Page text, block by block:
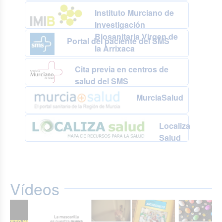
Instituto Murciano de
Investigación
Biosanitaria Virgen de
la Arrixaca
Portal del paciente del SMS
Cita previa en centros de
salud del SMS
MurciaSalud
Localiza
Salud
Vídeos